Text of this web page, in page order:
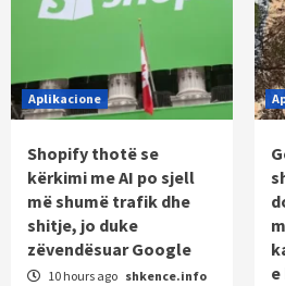
Aplikacione
Shopify thotë se
kërkimi me AI po sjell
më shumë trafik dhe
shitje, jo duke
zëvendësuar Google
10 hours ago shkence.info